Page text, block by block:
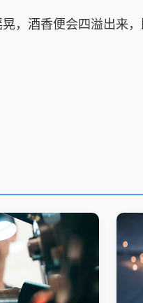
酒香便会四溢出来